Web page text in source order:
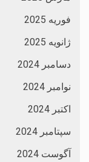
فوریه 2025
ژانویه 2025
دسامبر 2024
نوامبر 2024
اکتبر 2024
سپتامبر 2024
آگوست 2024